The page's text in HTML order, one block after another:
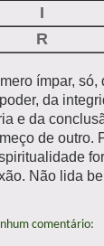
I
R
ímpar,
da
e da
de outro.
Não lida
comentário: